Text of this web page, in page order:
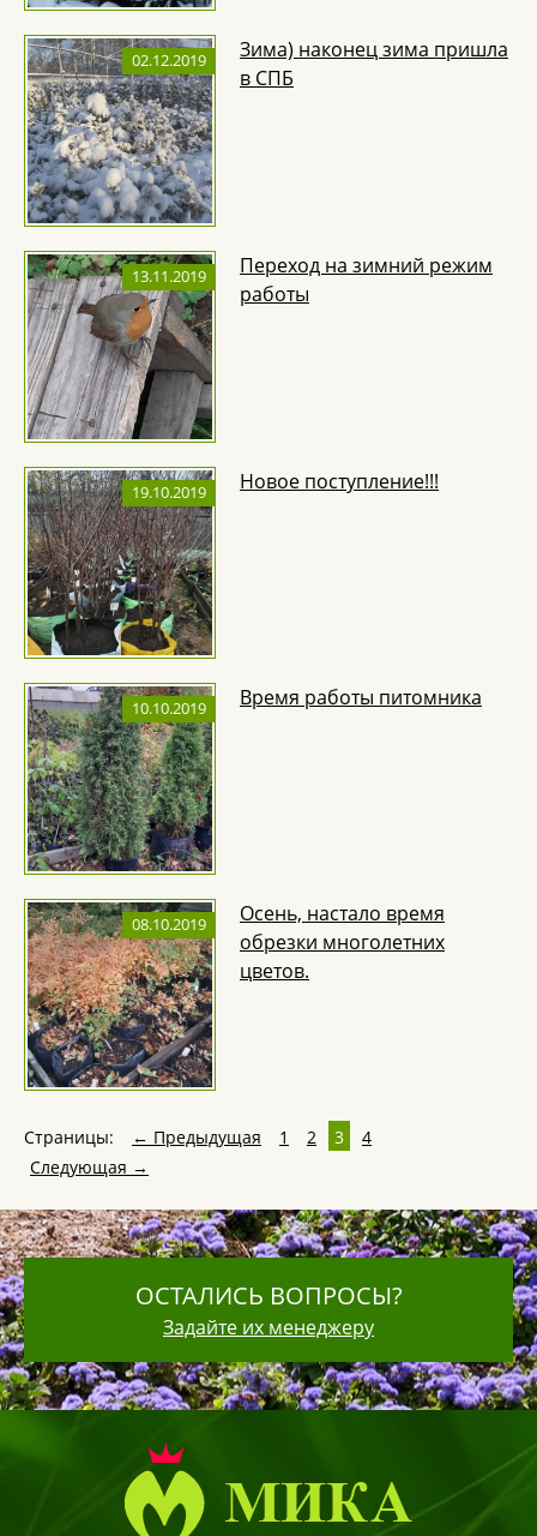
02.12.2019
Зима) наконец зима пришла
в СПБ
13.11.2019
Переход на зимний режим
работы
19.10.2019 Новое поступление!!!
10.10.2019 Время работы питомника
08.10.2019
Осень, настало время
обрезки многолетних
цветов.
Страницы: ← Предыдущая 1 2 3
4
Следующая →
ОСТАЛИСЬ ВОПРОСЫ?
Задайте их менеджеру